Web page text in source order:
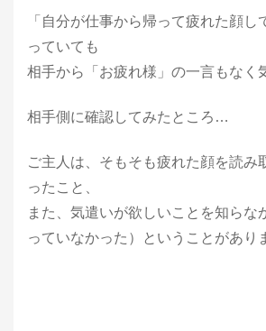
「自分が仕事から帰って疲れた顔し
っていても
相手から「お疲れ様」の一言もなく
相手側に確認してみたところ…
ご主人は、そもそも疲れた顔を読み
ったこと、
また、気遣いが欲しいことを知らな
っていなかった）ということがあり